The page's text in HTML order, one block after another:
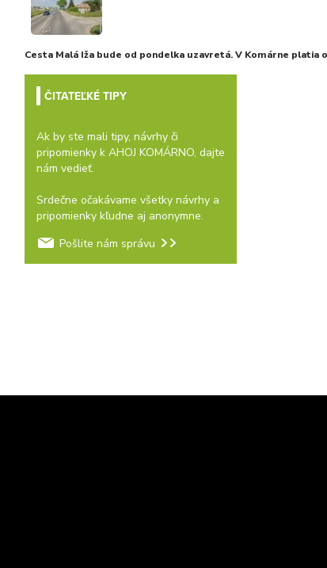
Cesta Malá Iža bude od pondelka uzavretá. V Komárne platia
ČITATEĽKÉ TIPY
Ak by ste mali tipy, návrhy či
pripomienky k AHOJ KOMÁRNO, dajte
nám vedieť.
Srdečne očakávame všetky návrhy a
pripomienky kľudne aj anonymne.
Pošlite nám správu